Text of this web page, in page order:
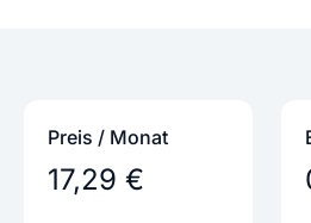
Preis / Monat
17,29 €